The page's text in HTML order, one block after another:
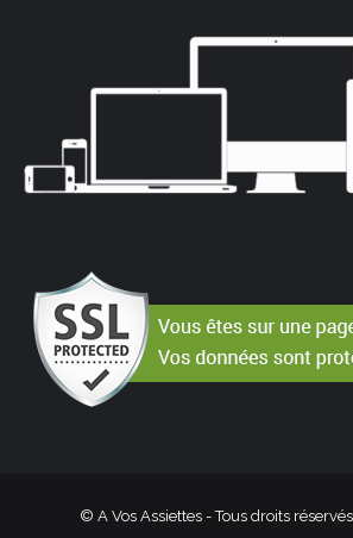
© A Vos Assiettes - Tous droits